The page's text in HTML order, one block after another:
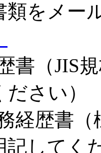
類をメー
書（JIS
さい）
経歴書
記してく